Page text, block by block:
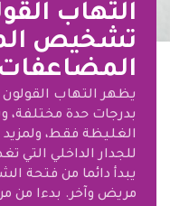
التهاب
تشخيص
بدرجات حدة مختلفة،
الغليظة فقط،
للجدار الداخلي التي
يبدأ دائما من فتحة
مريض وآخر. بدءا من